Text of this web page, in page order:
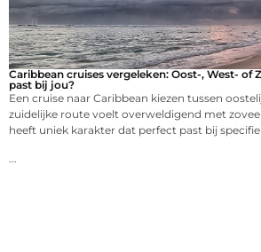
Caribbean cruises vergeleken: Oost-, West- of
past bij jou?
Een cruise naar Caribbean kiezen tussen
zuidelijke route voelt overweldigend met
heeft uniek karakter dat perfect past bij
...